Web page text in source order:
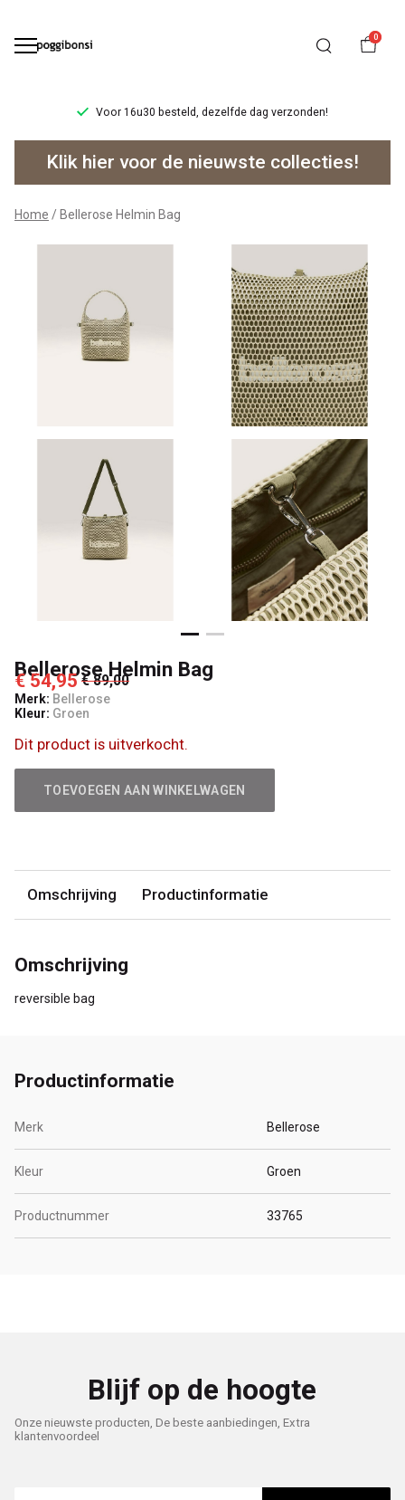
0
Voor 16u30 besteld, dezelfde dag verzonden!
Bellerose
Helmin
Bag
Poggibonsi
Klik hier voor de nieuwste collecties!
Home Bellerose Helmin Bag
Bellerose Helmin Bag
€ 54,95 € 89,00
Merk: Bellerose
Kleur: Groen
Dit product is uitverkocht.
TOEVOEGEN AAN WINKELWAGEN
Omschrijving Productinformatie
Omschrijving
reversible bag
Productinformatie
Merk Bellerose
Kleur Groen
Productnummer 33765
Blijf op de hoogte
Onze nieuwste producten, De beste aanbiedingen, Extra
klantenvoordeel